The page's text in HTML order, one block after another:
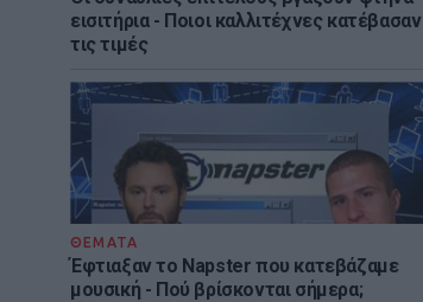
εισιτήρια - Ποιοι καλλιτέχνες κατέβασαν
τις τιμές
ΘΕΜΑΤΑ
Έφτιαξαν το Napster που κατεβάζαμε
μουσική - Πού βρίσκονται σήμερα;